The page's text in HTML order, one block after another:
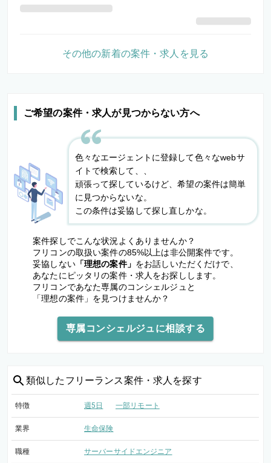
ご希望の案件・求人が見つからない方へ
色々なエージェントに登録して色々なwebサ
イトで検索して、、
頑張って探しているけど、希望の案件は簡単
に見つからないな。
この条件は妥協して探し直しかな。
案件探しでこんな状況よくありませんか？
フリコンの取扱い案件の85%以上は非公開案件です。
妥協しない「理想の案件」 をお話しいただくだけで、
あなたにピッタリの案件・求人をお探しします。
フリコンであなた専属のコンシェルジュと
「理想の案件」を見つけませんか？
専属コンシェルジュに相談する
類似した フリーランス案件・求人を探す
特徴 週5日 一部リモート
業界 生命保険
職種 サーバーサイドエンジニア
その他の新着の案件・求人を見る